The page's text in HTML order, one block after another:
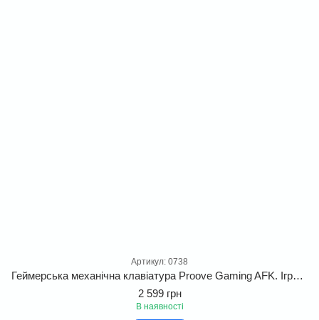
Артикул: 0738
Геймерська механічна клавіатура Proove Gaming AFK. Ігрова клавіатура з форм-фактором і яскравим RGB підсвічуванням.
2 599 грн
В наявності